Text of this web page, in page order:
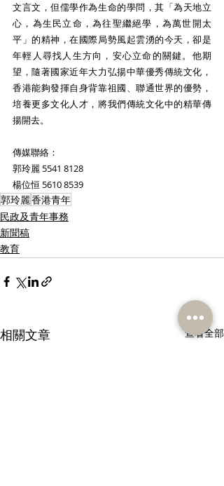
文言文，但儒學作為生命的學問，其「為天地立
心，為生民立命，為往聖繼絕學，為萬世開太
平」的精神，在國際局勢風起雲湧的今天，卻是
年輕人尋找人生方向，安心立命的關鍵。他期
望，隨著國家近年大力弘揚中華優秀傳統文化，
香港能夠發揮自身背靠祖國、聯通世界的優勢，
培養更多文化人才，將我們傳統文化中的精華傳
揚開去。
傳媒聯絡：
郭玲麗 5541 8128
楊位恒 5610 8539
郭玲麗香港青年
民政及青年事務
新聞稿
教育
相關文章 查看全部